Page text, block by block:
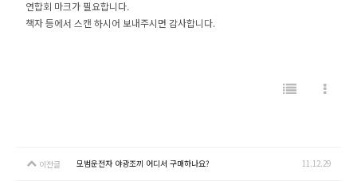
연합회 마크가 필요합니다.
책자 등에서 스캔 하시어 보내주시면 감사합니다.
이전글 모범운전자 야광조끼 어디서 구매하나요? 11.12.29